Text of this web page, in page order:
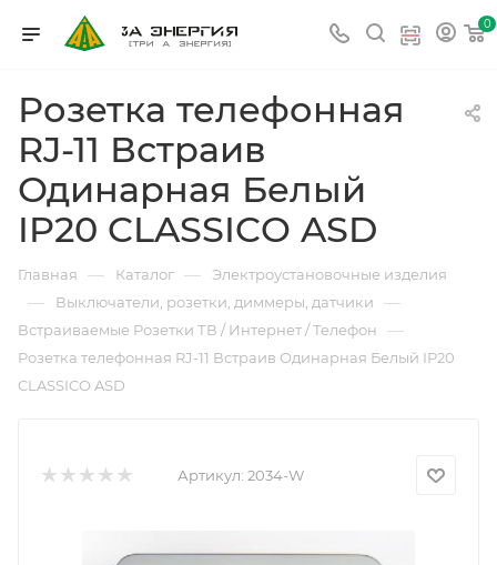
0
Розетка телефонная
RJ-11 Встраив
Одинарная Белый
IP20 CLASSICO ASD
Главная — Каталог — Электроустановочные изделия
— Выключатели, розетки, диммеры, датчики —
Встраиваемые Розетки ТВ / Интернет / Телефон —
Розетка телефонная RJ-11 Встраив Одинарная Белый IP20
CLASSICO ASD
Артикул: 2034-W